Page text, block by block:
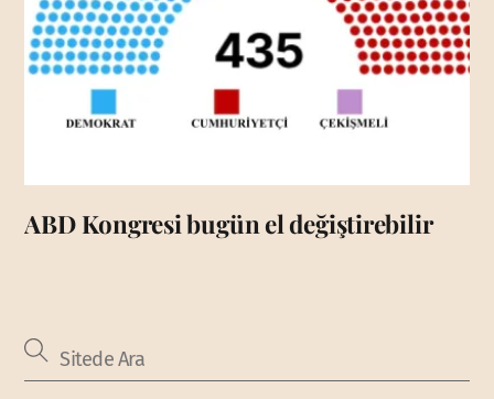
ABD Kongresi bugün el değiştirebilir